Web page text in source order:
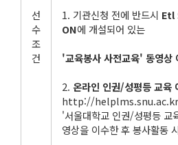
선
수
조
건
1. 기관신청 전에 반드시 Etl
ON에 개설되어 있는
'교육봉사 사전교육' 동영상
2. 온라인 인권/성평등 교육
http://helplms.snu.ac.kr
'서울대학교 인권/성평등 교
영상을 이수한 후 봉사활동